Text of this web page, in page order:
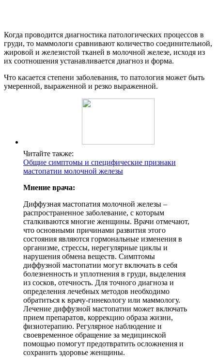
Когда проводится диагностика патологических процессов в
груди, то маммологи сравнивают количество соединительной,
жировой и железистой тканей в молочной железе, исходя из
их соотношения устанавливается диагноз и форма.
Что касается степени заболевания, то патология может быть
умеренной, выраженной и резко выраженной.
Читайте также:
Общие симптомы и специфические признаки
мастопатии молочной железы
Мнение врача:
Диффузная мастопатия молочной железы –
распространенное заболевание, с которым
сталкиваются многие женщины. Врачи отмечают,
что основными причинами развития этого
состояния являются гормональные изменения в
организме, стрессы, нерегулярные циклы и
нарушения обмена веществ. Симптомы
диффузной мастопатии могут включать в себя
болезненность и уплотнения в груди, выделения
из сосков, отечность. Для точного диагноза и
определения лечебных методов необходимо
обратиться к врачу-гинекологу или маммологу.
Лечение диффузной мастопатии может включать
прием препаратов, коррекцию образа жизни,
физиотерапию. Регулярное наблюдение и
своевременное обращение за медицинской
помощью помогут предотвратить осложнения и
сохранить здоровье женщины.